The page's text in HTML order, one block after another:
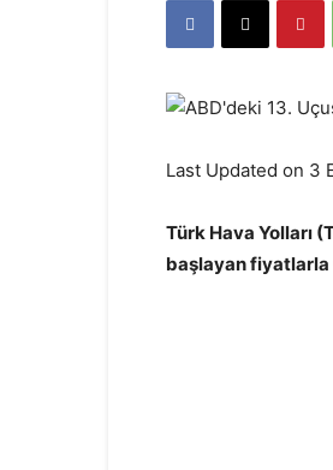
Last Updated on 3
Türk Hava Yolları
başlayan fiyatlarla